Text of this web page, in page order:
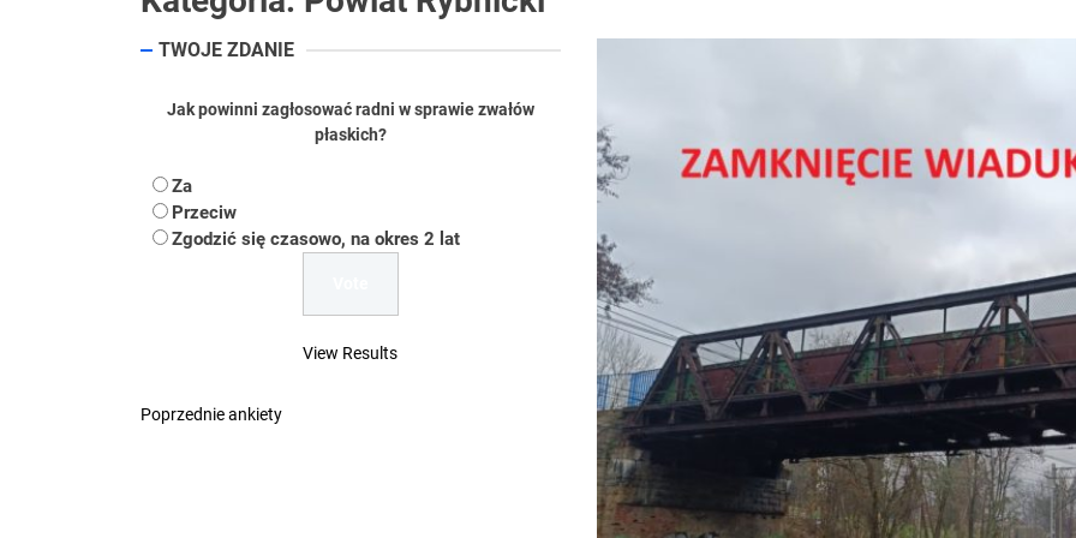
Koper – część 2.
Uwaga Dębieńsko – woda nieprzydatna do spożycia!!!
Ilu mieszkańców ma Rybnik?
Dość komentowania kolejnych afer w ochronie zdrowia — czas zacząć mówić o
TWOJE ZDANIE
Jak powinni zagłosować radni w sprawie zwałów
płaskich?
Za
Przeciw
Zgodzić się czasowo, na okres 2 lat
View Results
Poprzednie ankiety